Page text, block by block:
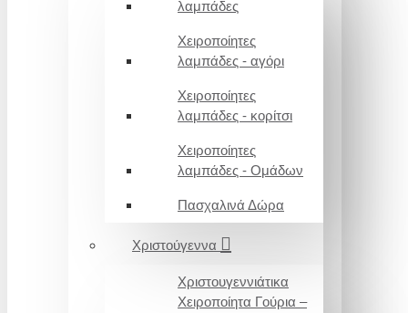
λαμπάδες
Χειροποίητες
λαμπάδες - αγόρι
Χειροποίητες
λαμπάδες - κορίτσι
Χειροποίητες
λαμπάδες - Ομάδων
Πασχαλινά Δώρα
Χριστούγεννα
Χριστουγεννιάτικα
Χειροποίητα Γούρια –